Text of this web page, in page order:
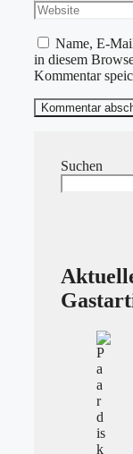
Mail-
Adresse
Website
Name, E-
in diesem
Kommentar
Suchen